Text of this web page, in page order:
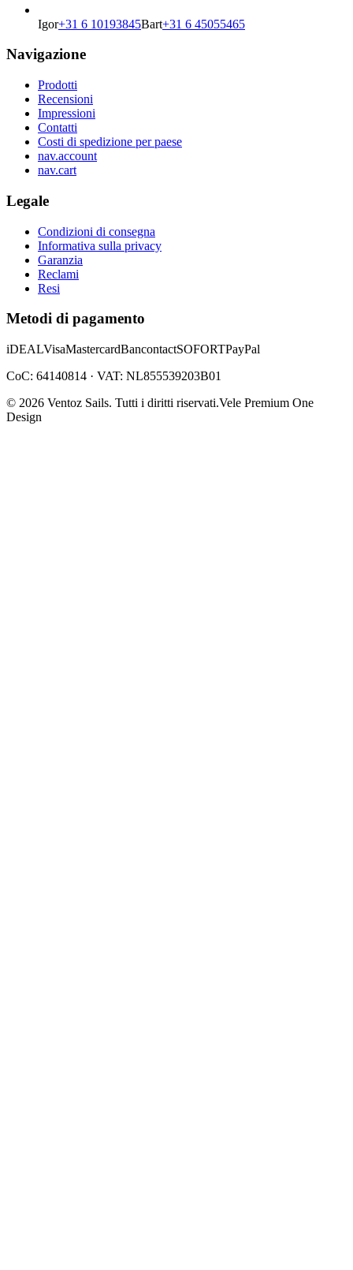
Igor+31 6 10193845Bart+31 6 45055465
Navigazione
Prodotti
Recensioni
Impressioni
Contatti
Costi di spedizione per paese
nav.account
nav.cart
Legale
Condizioni di consegna
Informativa sulla privacy
Garanzia
Reclami
Resi
Metodi di pagamento
iDEALVisaMastercardBancontactSOFORTPayPal
CoC: 64140814 · VAT: NL855539203B01
© 2026 Ventoz Sails. Tutti i diritti riservati.Vele Premium One
Design